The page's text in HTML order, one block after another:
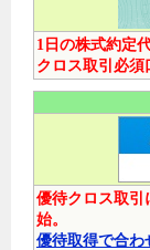
1日の株式約定
クロス取引必須
優待クロス取引
始。
優待取得で合わ